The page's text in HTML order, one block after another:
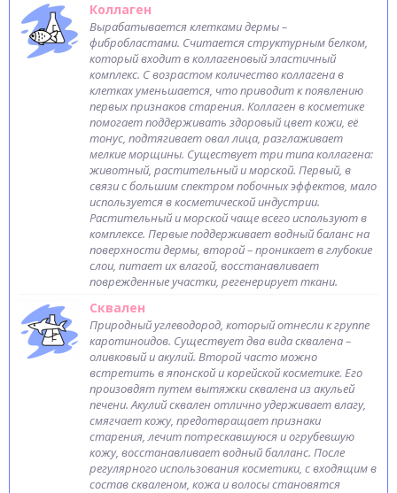
Коллаген
Вырабатывается клетками дермы –
фибробластами. Считается структурным белком,
который входит в коллагеновый эластичный
комплекс. С возрастом количество коллагена в
клетках уменьшается, что приводит к появлению
первых признаков старения. Коллаген в косметике
помогает поддерживать здоровый цвет кожи, её
тонус, подтягивает овал лица, разглаживает
мелкие морщины. Существует три типа коллагена:
животный, растительный и морской. Первый, в
связи с большим спектром побочных эффектов, мало
используется в косметической индустрии.
Растительный и морской чаще всего используют в
комплексе. Первые поддерживает водный баланс на
поверхности дермы, второй – проникает в глубокие
слои, питает их влагой, восстанавливает
поврежденные участки, регенерирует ткани.
Сквален
Природный углеводород, который отнесли к группе
каротиноидов. Существует два вида сквалена –
оливковый и акулий. Второй часто можно
встретить в японской и корейской косметике. Его
произовдят путем вытяжки сквалена из акульей
печени. Акулий сквален отлично удерживает влагу,
смягчает кожу, предотвращает признаки
старения, лечит потрескавшуюся и огрубевшую
кожу, восстанавливает водный балланс. После
регулярного использования косметики, с входящим в
состав скваленом, кожа и волосы становятся